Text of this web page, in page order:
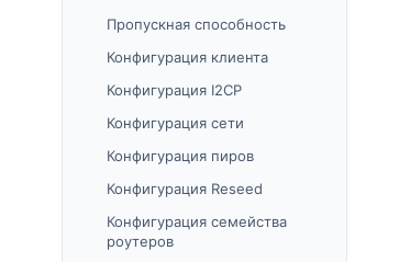
Пропускная способность
Конфигурация клиента
Конфигурация I2CP
Конфигурация сети
Конфигурация пиров
Конфигурация Reseed
Конфигурация семейства
роутеров